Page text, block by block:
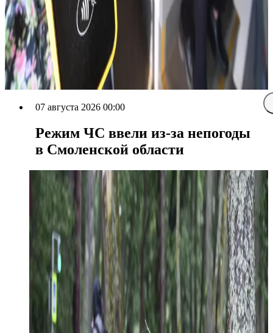
07 августа 2026 00:00
Режим ЧС ввели из-за непогоды
в Смоленской области